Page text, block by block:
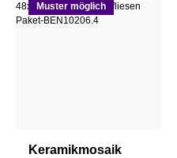
Muster möglich
Keramikmosaik